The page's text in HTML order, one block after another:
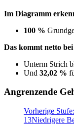
Im Diagramm
100 %
Das kommt netto
Unterm Strich
Und 32,02 %
Angrenzende
Vorherige
13Niedrigere